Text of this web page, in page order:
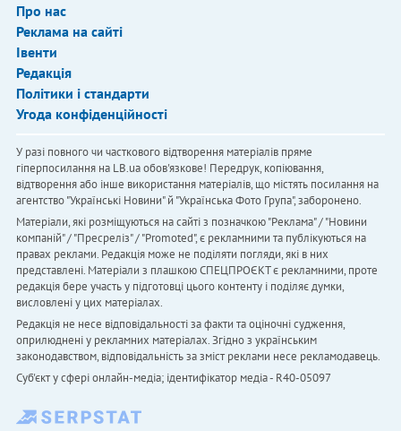
Про нас
Реклама на сайті
Івенти
Редакція
Політики і стандарти
Угода конфіденційності
У разі повного чи часткового відтворення матеріалів пряме
гіперпосилання на LB.ua обов'язкове! Передрук, копіювання,
відтворення або інше використання матеріалів, що містять посилання на
агентство "Українськi Новини" й "Українська Фото Група", заборонено.
Матеріали, які розміщуються на сайті з позначкою "Реклама" / "Новини
компаній" / "Пресреліз" / "Promoted", є рекламними та публікуються на
правах реклами. Редакція може не поділяти погляди, які в них
представлені. Матеріали з плашкою СПЕЦПРОЄКТ є рекламними, проте
редакція бере участь у підготовці цього контенту і поділяє думки,
висловлені у цих матеріалах.
Редакція не несе відповідальності за факти та оціночні судження,
оприлюднені у рекламних матеріалах. Згідно з українським
законодавством, відповідальність за зміст реклами несе рекламодавець.
Cуб'єкт у сфері онлайн-медіа; ідентифікатор медіа - R40-05097